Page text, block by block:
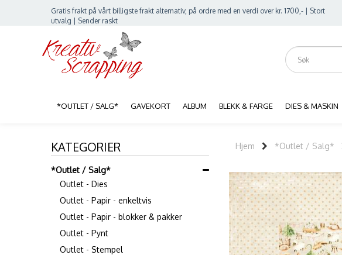
Gratis frakt på vårt billigste frakt alternativ, på ordre med en verdi over kr. 1700,- | Stort
utvalg | Sender raskt
*OUTLET / SALG* GAVEKORT ALBUM BLEKK & FARGE DIES & MASKIN
KATEGORIER
*Outlet / Salg*
Outlet - Dies
Outlet - Papir - enkeltvis
Outlet - Papir - blokker & pakker
Outlet - Pynt
Outlet - Stempel
Hjem *Outlet / Salg*